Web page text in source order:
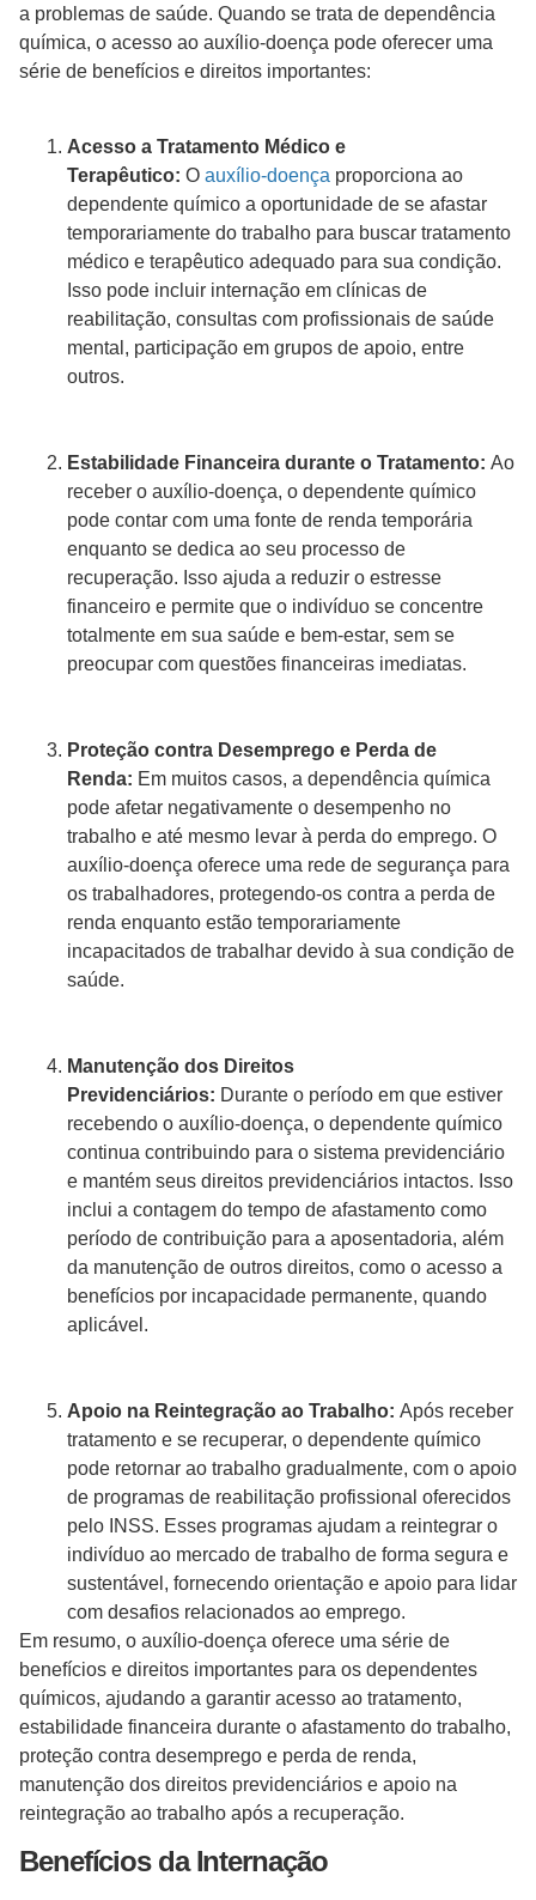
a problemas de saúde. Quando se trata de dependência
química, o acesso ao auxílio-doença pode oferecer uma
série de benefícios e direitos importantes:
Acesso a Tratamento Médico e
Terapêutico: O auxílio-doença proporciona ao
dependente químico a oportunidade de se afastar
temporariamente do trabalho para buscar tratamento
médico e terapêutico adequado para sua condição.
Isso pode incluir internação em clínicas de
reabilitação, consultas com profissionais de saúde
mental, participação em grupos de apoio, entre
outros.
Estabilidade Financeira durante o Tratamento: Ao
receber o auxílio-doença, o dependente químico
pode contar com uma fonte de renda temporária
enquanto se dedica ao seu processo de
recuperação. Isso ajuda a reduzir o estresse
financeiro e permite que o indivíduo se concentre
totalmente em sua saúde e bem-estar, sem se
preocupar com questões financeiras imediatas.
Proteção contra Desemprego e Perda de
Renda: Em muitos casos, a dependência química
pode afetar negativamente o desempenho no
trabalho e até mesmo levar à perda do emprego. O
auxílio-doença oferece uma rede de segurança para
os trabalhadores, protegendo-os contra a perda de
renda enquanto estão temporariamente
incapacitados de trabalhar devido à sua condição de
saúde.
Manutenção dos Direitos
Previdenciários: Durante o período em que estiver
recebendo o auxílio-doença, o dependente químico
continua contribuindo para o sistema previdenciário
e mantém seus direitos previdenciários intactos. Isso
inclui a contagem do tempo de afastamento como
período de contribuição para a aposentadoria, além
da manutenção de outros direitos, como o acesso a
benefícios por incapacidade permanente, quando
aplicável.
Apoio na Reintegração ao Trabalho: Após receber
tratamento e se recuperar, o dependente químico
pode retornar ao trabalho gradualmente, com o apoio
de programas de reabilitação profissional oferecidos
pelo INSS. Esses programas ajudam a reintegrar o
indivíduo ao mercado de trabalho de forma segura e
sustentável, fornecendo orientação e apoio para lidar
com desafios relacionados ao emprego.
Em resumo, o auxílio-doença oferece uma série de
benefícios e direitos importantes para os dependentes
químicos, ajudando a garantir acesso ao tratamento,
estabilidade financeira durante o afastamento do trabalho,
proteção contra desemprego e perda de renda,
manutenção dos direitos previdenciários e apoio na
reintegração ao trabalho após a recuperação.
Benefícios da Internação